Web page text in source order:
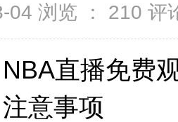
浏览 ： 210 评
NBA直播免费
注意事项